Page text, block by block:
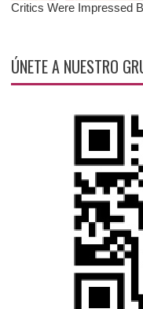
ÚNETE A NUESTRO